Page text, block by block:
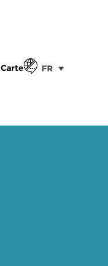
Carte FR